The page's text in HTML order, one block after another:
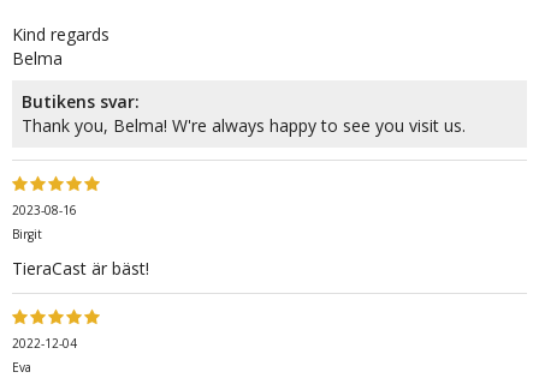
Kind regards
Belma
Butikens svar:
Thank you, Belma! W're always happy to see you visit us.
2023-08-16
Birgit
TieraCast är bäst!
2022-12-04
Eva